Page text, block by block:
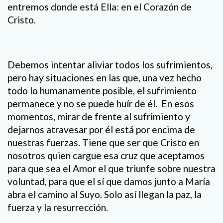
entremos donde está Ella: en el Corazón de
Cristo.
Debemos intentar aliviar todos los sufrimientos,
pero hay situaciones en las que, una vez hecho
todo lo humanamente posible, el sufrimiento
permanece y no se puede huír de él. En esos
momentos, mirar de frente al sufrimiento y
dejarnos atravesar por él está por encima de
nuestras fuerzas. Tiene que ser que Cristo en
nosotros quien cargue esa cruz que aceptamos
para que sea el Amor el que triunfe sobre nuestra
voluntad, para que el sí que damos junto a María
abra el camino al Suyo. Solo así llegan la paz, la
fuerza y la resurrección.